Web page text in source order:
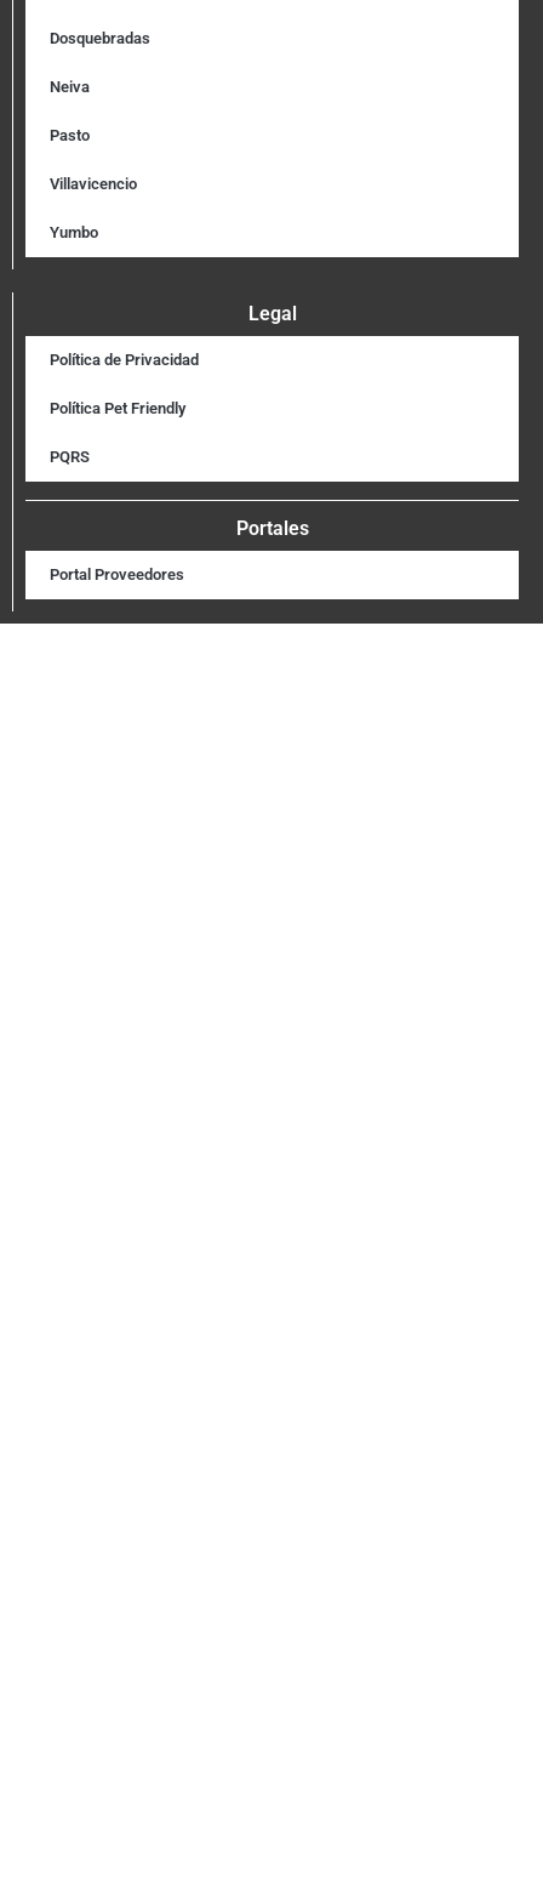
Dosquebradas
Neiva
Pasto
Villavicencio
Yumbo
Legal
Política de Privacidad
Política Pet Friendly
PQRS
Portales
Portal Proveedores